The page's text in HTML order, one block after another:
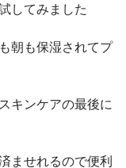
してみました
朝も保湿されてプ
キンケアの最後に
ませれるので便利